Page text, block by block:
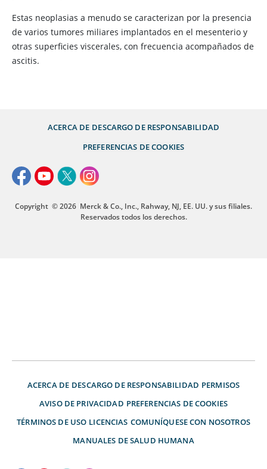
Estas neoplasias a menudo se caracterizan por la presencia
de varios tumores miliares implantados en el mesenterio y
otras superficies viscerales, con frecuencia acompañados de
ascitis.
ACERCA DE DESCARGO DE RESPONSABILIDAD
PREFERENCIAS DE COOKIES
Copyright © 2026 Merck & Co., Inc., Rahway, NJ, EE. UU. y sus filiales.
Reservados todos los derechos.
ACERCA DE DESCARGO DE RESPONSABILIDAD PERMISOS
AVISO DE PRIVACIDAD PREFERENCIAS DE COOKIES
TÉRMINOS DE USO LICENCIAS COMUNÍQUESE CON NOSOTROS
MANUALES DE SALUD HUMANA